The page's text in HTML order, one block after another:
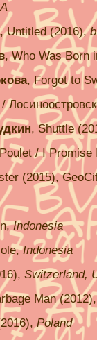
, Untitled (2016),
, Who Was Born
, Forgot to
, Shuttle
/ I
(2015),
Indonesia
Indonesia
Switzerland,
Man
Poland